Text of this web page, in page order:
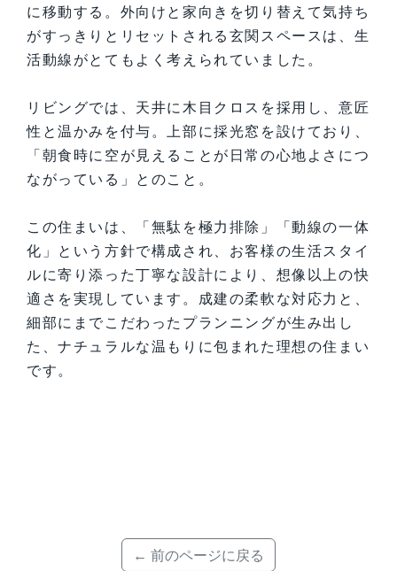
に移動する。外向けと家向きを切り替えて気持ち
がすっきりとリセットされる玄関スペースは、生
活動線がとてもよく考えられていました。
リビングでは、天井に木目クロスを採用し、意匠
性と温かみを付与。上部に採光窓を設けており、
「朝食時に空が見えることが日常の心地よさにつ
ながっている」とのこと。
この住まいは、「無駄を極力排除」「動線の一体
化」という方針で構成され、お客様の生活スタイ
ルに寄り添った丁寧な設計により、想像以上の快
適さを実現しています。成建の柔軟な対応力と、
細部にまでこだわったプランニングが生み出し
た、ナチュラルな温もりに包まれた理想の住まい
です。
← 前のページに戻る